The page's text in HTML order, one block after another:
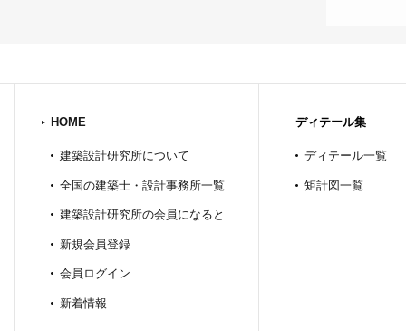
HOME
建築設計研究所について
全国の建築士・設計事務所一覧
建築設計研究所の会員になると
新規会員登録
会員ログイン
新着情報
ディテール集
ディテール一覧
矩計図一覧